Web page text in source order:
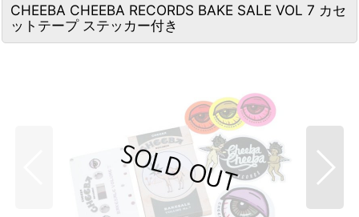
CHEEBA CHEEBA RECORDS BAKE SALE VOL 7 カセ
ットテープ ステッカー付き